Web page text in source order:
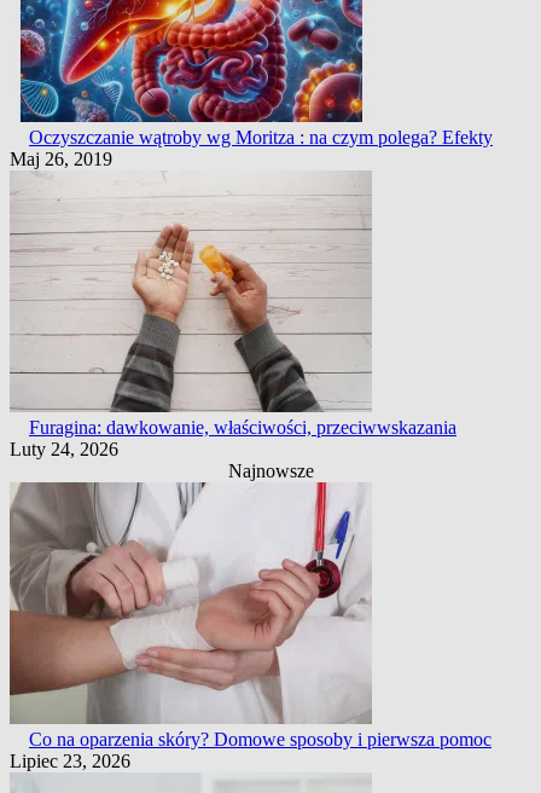
Oczyszczanie wątroby wg Moritza : na czym polega? Efekty
Maj 26, 2019
Furagina: dawkowanie, właściwości, przeciwwskazania
Luty 24, 2026
Najnowsze
Co na oparzenia skóry? Domowe sposoby i pierwsza pomoc
Lipiec 23, 2026